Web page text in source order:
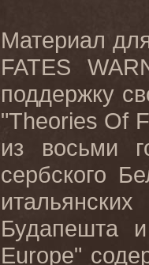
Материал
FATES
поддержку
"Theories Of
из восьми
сербского
Будапешта
Europe"